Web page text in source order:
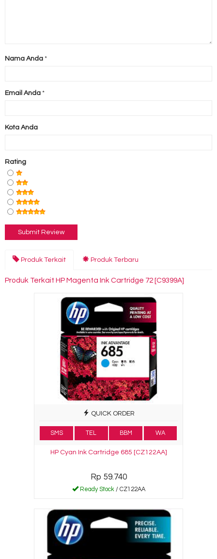
Nama Anda *
Email Anda *
Kota Anda
Rating
Produk Terkait Produk Terbaru
Produk Terkait HP Magenta Ink Cartridge 72 [C9399A]
QUICK ORDER
SMS TEL BBM WA
HP Cyan Ink Cartridge 685 [CZ122AA]
Rp 59.740
Ready Stock/ CZ122AA